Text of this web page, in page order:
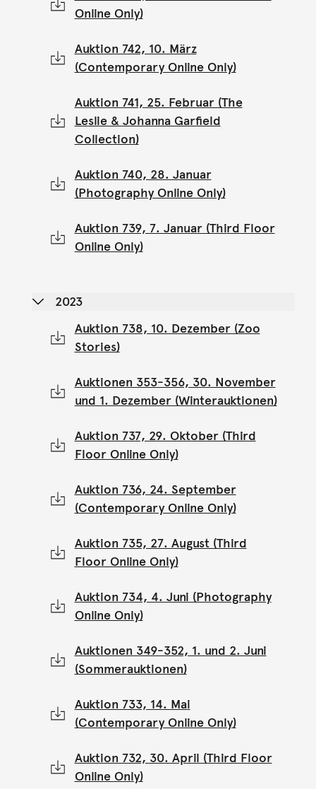
Online Only)
Auktion 742, 10. März
(Contemporary Online Only)
Auktion 741, 25. Februar (The
Leslie & Johanna Garfield
Collection)
Auktion 740, 28. Januar
(Photography Online Only)
Auktion 739, 7. Januar (Third Floor
Online Only)
2023
Auktion 738, 10. Dezember (Zoo
Stories)
Auktionen 353-356, 30. November
und 1. Dezember (Winterauktionen)
Auktion 737, 29. Oktober (Third
Floor Online Only)
Auktion 736, 24. September
(Contemporary Online Only)
Auktion 735, 27. August (Third
Floor Online Only)
Auktion 734, 4. Juni (Photography
Online Only)
Auktionen 349-352, 1. und 2. Juni
(Sommerauktionen)
Auktion 733, 14. Mai
(Contemporary Online Only)
Auktion 732, 30. April (Third Floor
Online Only)